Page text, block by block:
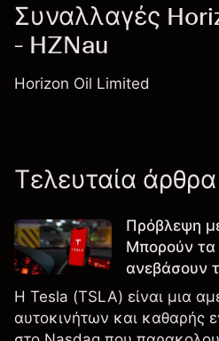
Συναλλαγές
- HZNau
Horizon Oil Limited
Τελευταία
Πρόβλεψη
Μπορούν τα
ανεβάσουν
Η Tesla (TSLA) είναι μια
αυτοκινήτων και καθαρής